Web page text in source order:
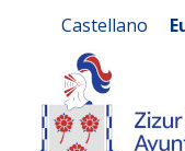
Castellano